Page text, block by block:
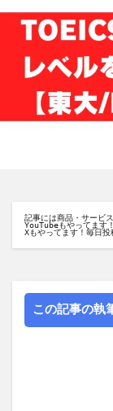
記事には商品・サービ
YouTubeもやってます
Xもやってます！毎日
この記事の執